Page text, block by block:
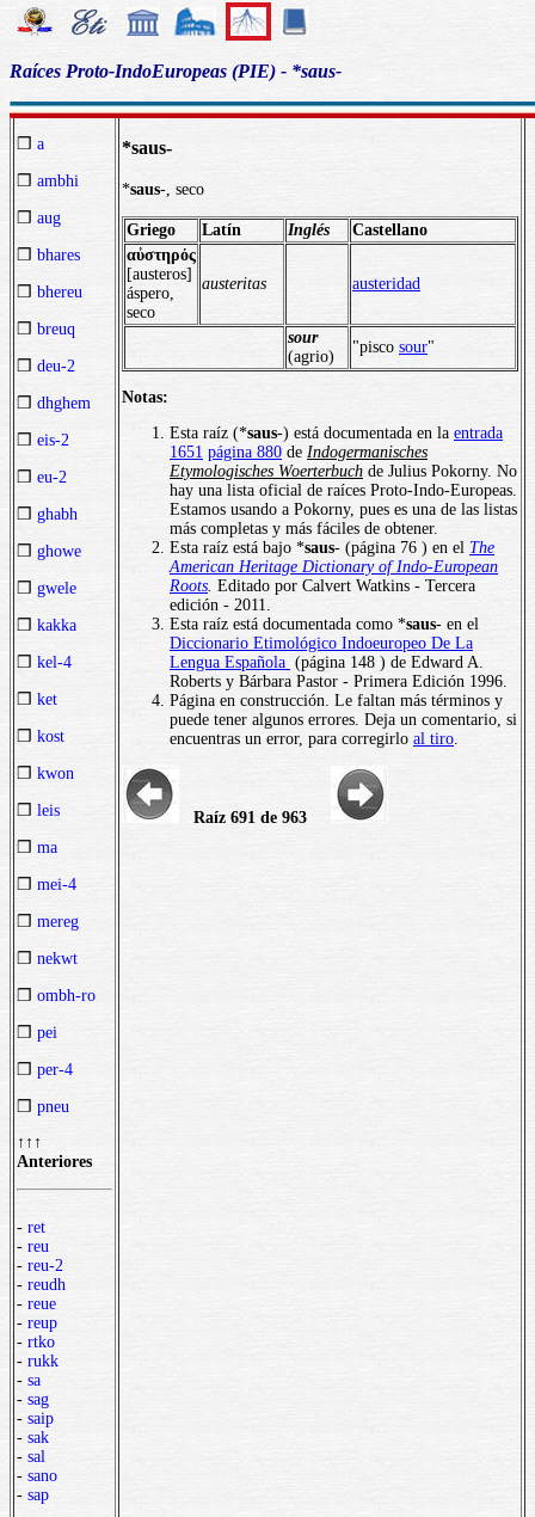
Raíces Proto-IndoEuropeas (PIE) - *saus-
❒ a
❒ ambhi
❒ aug
❒ bhares
❒ bhereu
❒ breuq
❒ deu-2
❒ dhghem
❒ eis-2
❒ eu-2
❒ ghabh
❒ ghowe
❒ gwele
❒ kakka
❒ kel-4
❒ ket
❒ kost
❒ kwon
❒ leis
❒ ma
❒ mei-4
❒ mereg
❒ nekwt
❒ ombh-ro
❒ pei
❒ per-4
❒ pneu
↑↑↑
Anteriores
- ret
- reu
- reu-2
- reudh
- reue
- reup
- rtko
- rukk
- sa
- sag
- saip
- sak
- sal
- sano
- sap
*saus-
*saus-, seco
Griego Latín Inglés
Castellano
αὐστηρός
[austeros]
áspero,
seco
austeritas austeridad
sour
(agrio)
"pisco sour"
Notas:
Esta raíz (*saus-) está documentada en la entrada
1651 página 880 de Indogermanisches
Etymologisches Woerterbuch de Julius Pokorny. No
hay una lista oficial de raíces Proto-Indo-Europeas.
Estamos usando a Pokorny, pues es una de las listas
más completas y más fáciles de obtener.
Esta raíz está bajo *saus- (página 76 ) en el The
American Heritage Dictionary of Indo-European
Roots Editado por Calvert Watkins - Tercera
edición - 2011.
Esta raíz está documentada como *saus- en el
Diccionario Etimológico Indoeuropeo De La
Lengua Española (página 148 ) de Edward A.
Roberts y Bárbara Pastor - Primera Edición 1996.
Página en construcción. Le faltan más términos y
puede tener algunos errores. Deja un comentario, si
encuentras un error, para corregirlo al tiro
Raíz 691 de 963